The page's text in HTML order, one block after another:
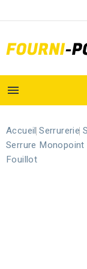

Accueil Serrurerie
Serrure Monopoint
Fouillot